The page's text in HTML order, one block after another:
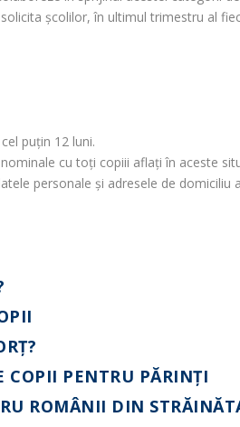
şcolilor, în ultimul trimestru al
puțin 12 luni.
cu toți copiii aflați în aceste
personale și adresele de domiciliu
COPII PENTRU PĂRINŢI
ROMÂNII DIN